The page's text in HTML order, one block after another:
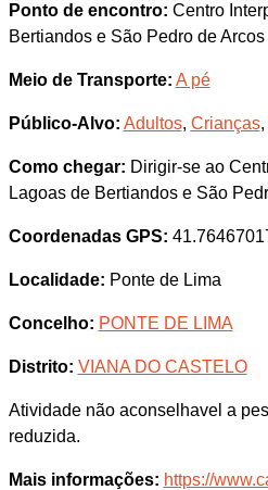
Ponto de encontro: Centro
Bertiandos e São Pedro de Arcos
Meio de Transporte: A pé
Público-Alvo: Adultos, Crianças,
Como chegar: Dirigir-se ao
Lagoas de Bertiandos e São
Coordenadas GPS:
Localidade: Ponte de Lima
Concelho: PONTE DE LIMA
Distrito: VIANA DO CASTELO
Atividade não aconselhavel a
reduzida.
Mais informações: https://